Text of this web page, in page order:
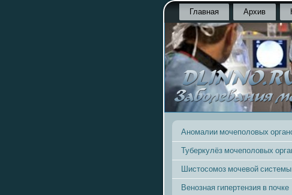
Главная Архив
Аномалии мочеполовых
Туберкулёз мочеполовых
Шистосомоз мочевой системы
Венозная гипертензия в почке